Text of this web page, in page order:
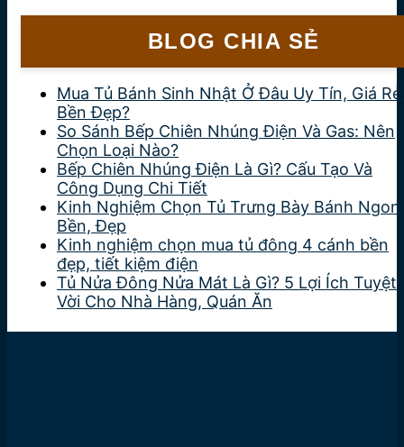
BLOG CHIA SẺ
Mua Tủ Bánh Sinh Nhật Ở Đâu Uy Tín, Giá
Bền Đẹp?
So Sánh Bếp Chiên Nhúng Điện Và Gas: Nên
Chọn Loại Nào?
Bếp Chiên Nhúng Điện Là Gì? Cấu Tạo Và
Công Dụng Chi Tiết
Kinh Nghiệm Chọn Tủ Trưng Bày Bánh Ngon,
Bền, Đẹp
Kinh nghiệm chọn mua tủ đông 4 cánh bền
đẹp, tiết kiệm điện
Tủ Nửa Đông Nửa Mát Là Gì? 5 Lợi Ích Tuyệt
Vời Cho Nhà Hàng, Quán Ăn